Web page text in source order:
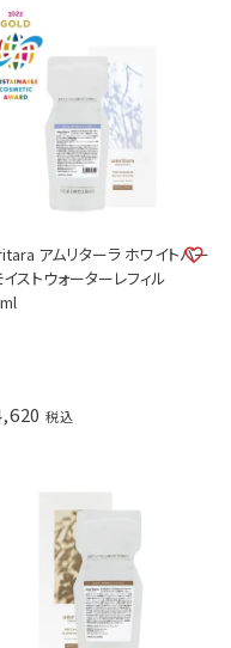
アムリターラ ホワイトバー
ストウォーターレフィル
税込